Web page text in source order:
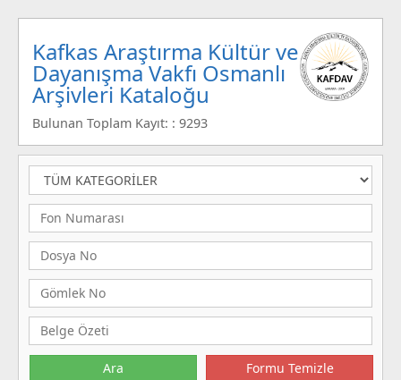
Kafkas Araştırma Kültür ve
Dayanışma Vakfı Osmanlı
Arşivleri Kataloğu
Bulunan Toplam Kayıt: : 9293